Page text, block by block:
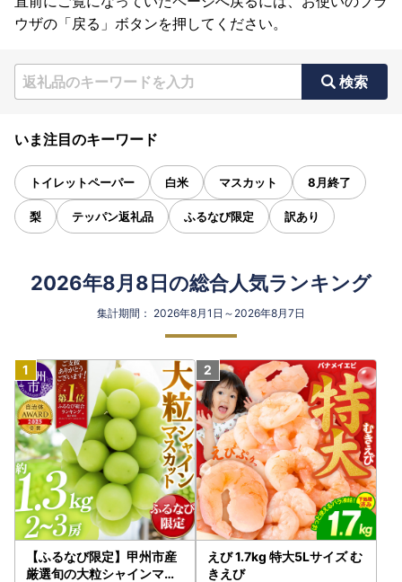
ウザの「戻る」ボタンを押してください。
検索
いま注目のキーワード
トイレットペーパー 白米 マスカット 8月終了
梨 テッパン返礼品 ふるなび限定 訳あり
2026年8月8日の総合人気ランキング
集計期間： 2026年8月1日～2026年8月7日
【ふるなび限定】甲州市産
厳選旬の大粒シャインマス
えび 1.7kg 特大5Lサイズ む
きえび